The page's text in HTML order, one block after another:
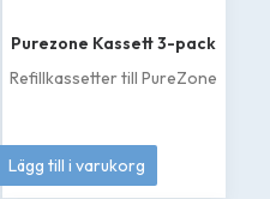
Purezone Kassett 3-pack
Refillkassetter till PureZone
869kr
Lägg till i varukorg